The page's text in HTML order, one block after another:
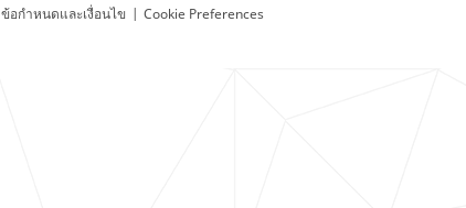
ข้อกำหนดและเงื่อนไข | Cookie Preferences